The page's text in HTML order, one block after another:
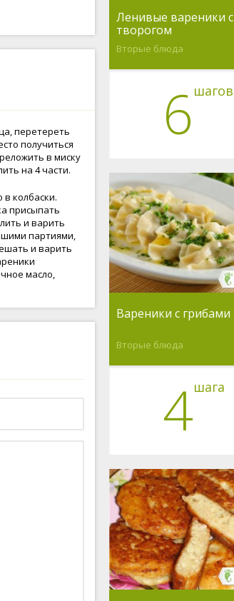
перетереть
получиться
в миску
на 4 части.
в колбаски.
присыпать
и варить
партиями,
и варить
масло,
Ленивые вареники с
творогом
Вторые блюда
6 шагов
Вареники с грибами
Вторые блюда
4шага